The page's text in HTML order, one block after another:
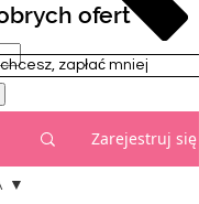
ofert
zapłać mniej
Zarejestruj się